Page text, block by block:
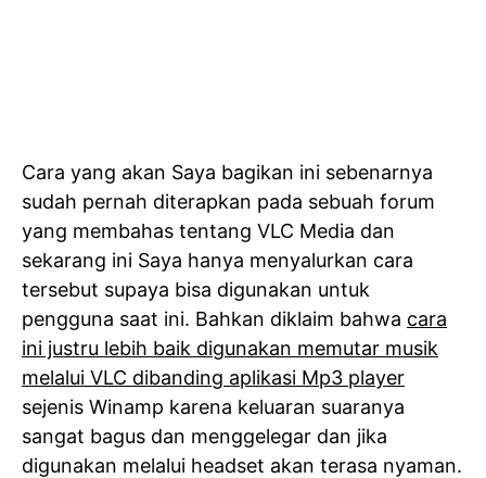
Cara yang akan Saya bagikan ini sebenarnya
sudah pernah diterapkan pada sebuah forum
yang membahas tentang VLC Media dan
sekarang ini Saya hanya menyalurkan cara
tersebut supaya bisa digunakan untuk
pengguna saat ini. Bahkan diklaim bahwa cara
ini justru lebih baik digunakan memutar musik
melalui VLC dibanding aplikasi Mp3 player
sejenis Winamp karena keluaran suaranya
sangat bagus dan menggelegar dan jika
digunakan melalui headset akan terasa nyaman.